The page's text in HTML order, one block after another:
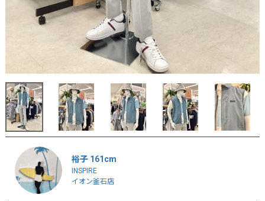
裕子 161cm
INSPIRE
イオン釜石店